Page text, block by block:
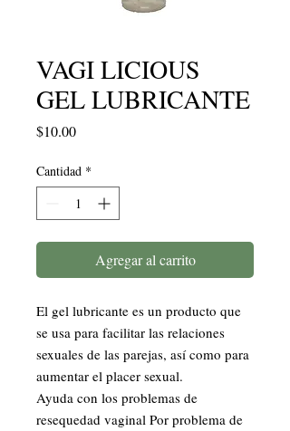
VAGI LICIOUS
GEL LUBRICANTE
$10.00Precio
Cantidad *
Agregar al carrito
El gel lubricante es un producto que
se usa para facilitar las relaciones
sexuales de las parejas, así como para
aumentar el placer sexual.
Ayuda con los problemas de
resequedad vaginal Por problema de